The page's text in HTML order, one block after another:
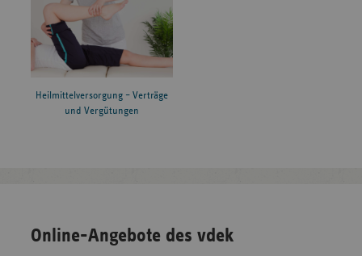
Heilmittelversorgung – Verträge
und Vergütungen
Online-Angebote des vdek